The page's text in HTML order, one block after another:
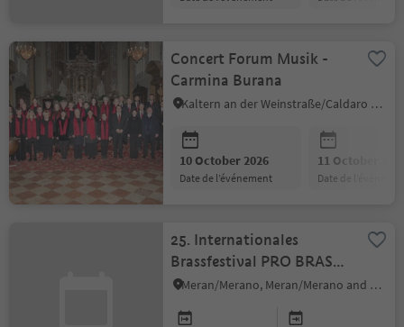
Concert Forum Musik -
Carmina Burana
Kaltern an der Weinstraße/Caldaro sulla Strada del Vino, Alto Adige Wine Road
10 October 2026
date de l’événement
11 October
date de
25. Internationales
Brassfestival PRO BRASS
– Der musikalische
Meran/Merano, Meran/Merano and environs